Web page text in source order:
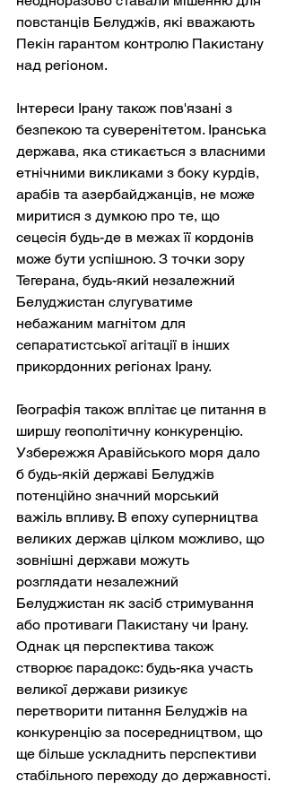
повстанців Белуджів, які вважають
Пекін гарантом контролю Пакистану
над регіоном.
Інтереси Ірану також пов'язані з
безпекою та суверенітетом. Іранська
держава, яка стикається з власними
етнічними викликами з боку курдів,
арабів та азербайджанців, не може
миритися з думкою про те, що
сецесія будь-де в межах її кордонів
може бути успішною. З точки зору
Тегерана, будь-який незалежний
Белуджистан слугуватиме
небажаним магнітом для
сепаратистської агітації в інших
прикордонних регіонах Ірану.
Географія також вплітає це питання в
ширшу геополітичну конкуренцію.
Узбережжя Аравійського моря дало
б будь-якій державі Белуджів
потенційно значний морський
важіль впливу. В епоху суперництва
великих держав цілком можливо, що
зовнішні держави можуть
розглядати незалежний
Белуджистан як засіб стримування
або противаги Пакистану чи Ірану.
Однак ця перспектива також
створює парадокс: будь-яка участь
великої держави ризикує
перетворити питання Белуджів на
конкуренцію за посередництвом, що
ще більше ускладнить перспективи
стабільного переходу до державності.